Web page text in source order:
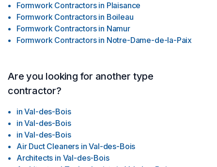
Formwork Contractors in Plaisance
Formwork Contractors in Boileau
Formwork Contractors in Namur
Formwork Contractors in Notre-Dame-de-la-Paix
Are you looking for another type
contractor?
in Val-des-Bois
in Val-des-Bois
in Val-des-Bois
Air Duct Cleaners in Val-des-Bois
Architects in Val-des-Bois